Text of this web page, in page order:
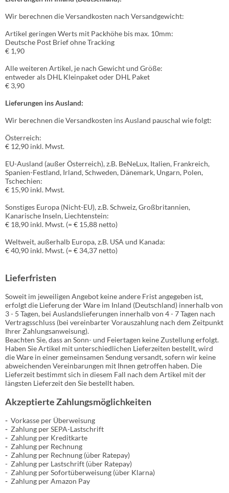
Wir berechnen die Versandkosten nach Versandgewicht:
Artikel geringen Werts mit Packhöhe bis max. 10mm:
Deutsche Post Brief ohne Tracking
€ 1,90
Alle weiteren Artikel, je nach Gewicht und Größe:
entweder als DHL Kleinpaket oder DHL Paket
€ 3,90
Lieferungen ins Ausland:
Wir berechnen die Versandkosten ins Ausland pauschal wie folgt:
Österreich:
€ 12,90 inkl. Mwst.
EU-Ausland (außer Österreich), z.B. BeNeLux, Italien, Frankreich,
Spanien-Festland, Irland, Schweden, Dänemark, Ungarn, Polen,
Tschechien:
€ 15,90 inkl. Mwst.
Sonstiges Europa (Nicht-EU), z.B. Schweiz, Großbritannien,
Kanarische Inseln, Liechtenstein:
€ 18,90 inkl. Mwst. (= € 15,88 netto)
Weltweit, außerhalb Europa, z.B. USA und Kanada:
€ 40,90 inkl. Mwst. (= € 34,37 netto)
Lieferfristen
Soweit im jeweiligen Angebot keine andere Frist angegeben ist,
erfolgt die Lieferung der Ware im Inland (Deutschland) innerhalb von
3 - 5 Tagen, bei Auslandslieferungen innerhalb von 4 - 7 Tagen nach
Vertragsschluss (bei vereinbarter Vorauszahlung nach dem Zeitpunkt
Ihrer Zahlungsanweisung).
Beachten Sie, dass an Sonn- und Feiertagen keine Zustellung erfolgt.
Haben Sie Artikel mit unterschiedlichen Lieferzeiten bestellt, wird
die Ware in einer gemeinsamen Sendung versandt, sofern wir keine
abweichenden Vereinbarungen mit Ihnen getroffen haben. Die
Lieferzeit bestimmt sich in diesem Fall nach dem Artikel mit der
längsten Lieferzeit den Sie bestellt haben.
Akzeptierte Zahlungsmöglichkeiten
- Vorkasse per Überweisung
- Zahlung per SEPA-Lastschrift
- Zahlung per Kreditkarte
- Zahlung per Rechnung
- Zahlung per Rechnung (über Ratepay)
- Zahlung per Lastschrift (über Ratepay)
- Zahlung per Sofortüberweisung (über Klarna)
- Zahlung per Amazon Pay